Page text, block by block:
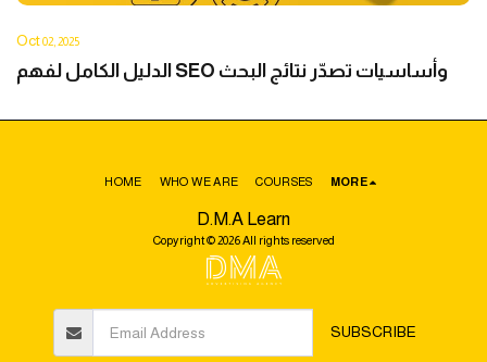
Oct02, 2025
الدليل الكامل لفهم SEO وأساسيات تصدّر نتائج البحث
D.M.A Learn
Copyright © 2026 All rights reserved
HOME WHO WE ARE COURSES MORE
SUBSCRIBE